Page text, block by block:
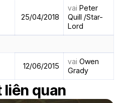
25/04/2018
vai Peter
Quill /Star-
Lord
12/06/2015 vai Owen
Grady
liên quan